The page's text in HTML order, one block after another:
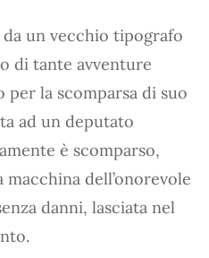
un vecchio tipografo
di tante avventure
la scomparsa di suo
ad un deputato
è scomparso,
macchina dell’onorevole
danni, lasciata nel